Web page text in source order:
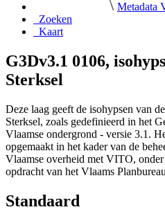
Metadata
Zoeken
Kaart
G3Dv3.1 0106,
Sterksel
Deze laag geeft de isohypsen van
Sterksel, zoals gedefinieerd in het
Vlaamse ondergrond - versie 3.1.
opgemaakt in het kader van de
Vlaamse overheid met VITO,
opdracht van het Vlaams
Standaard